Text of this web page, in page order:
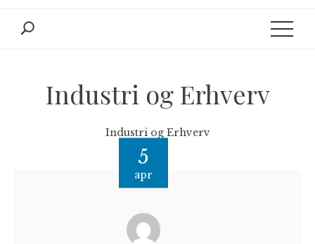
Industri og Erhverv
Industri og Erhverv
5
apr